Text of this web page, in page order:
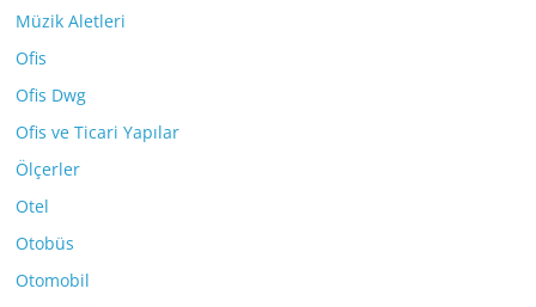
Müzik Aletleri
Ofis
Ofis Dwg
Ofis ve Ticari Yapılar
Ölçerler
Otel
Otobüs
Otomobil